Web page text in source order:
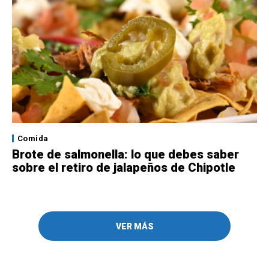
Comida
Brote de salmonella: lo que debes saber
sobre el retiro de jalapeños de Chipotle
VER MÁS